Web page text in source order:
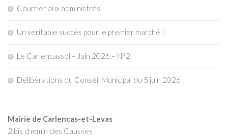
Courrier aux administrés
Un véritable succès pour le premier marché !
Le Carlencassol – Juin 2026 – N°2
Délibérations du Conseil Municipal du 5 juin 2026
Mairie de Carlencas-et-Levas
2 bis chemin des Causses